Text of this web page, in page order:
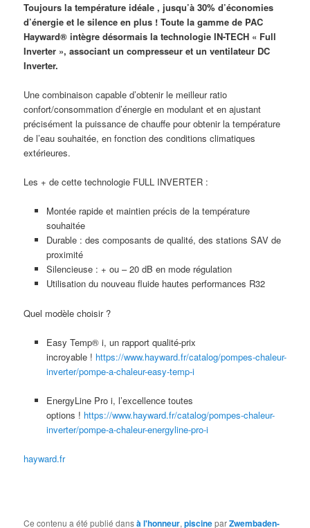
Toujours la température idéale , jusqu’à 30% d’économies
d’énergie et le silence en plus ! Toute la gamme de PAC
Hayward® intègre désormais la technologie IN-TECH « Full
Inverter », associant un compresseur et un ventilateur DC
Inverter.
Une combinaison capable d’obtenir le meilleur ratio
confort/consommation d’énergie en modulant et en ajustant
précisément la puissance de chauffe pour obtenir la température
de l’eau souhaitée, en fonction des conditions climatiques
extérieures.
Les + de cette technologie FULL INVERTER :
Montée rapide et maintien précis de la température
souhaitée
Durable : des composants de qualité, des stations SAV de
proximité
Silencieuse : + ou – 20 dB en mode régulation
Utilisation du nouveau fluide hautes performances R32
Quel modèle choisir ?
Easy Temp® i, un rapport qualité-prix
incroyable ! https://www.hayward.fr/catalog/pompes-chaleur-
inverter/pompe-a-chaleur-easy-temp-i
EnergyLine Pro i, l’excellence toutes
options ! https://www.hayward.fr/catalog/pompes-chaleur-
inverter/pompe-a-chaleur-energyline-pro-i
hayward.fr
Ce contenu a été publié dansà l'honneur,piscineparZwembaden-